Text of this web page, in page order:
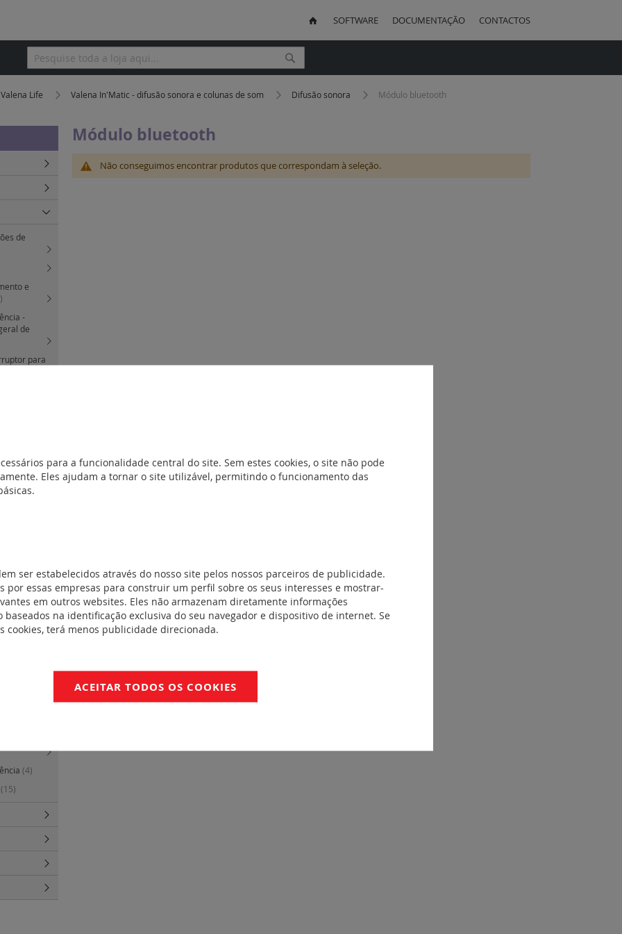
SOFTWARE DOCUMENTAÇÃO CONTACTOS
Pesquisa Pesquisa
Valena Life Valena In'Matic - difusão sonora e colunas de som Difusão sonora Módulo bluetooth
Módulo bluetooth
Não conseguimos encontrar produtos que correspondam à seleção.
de
e
-
de
para
e
e USB
(15)
(15)
de som
módulo
(4)
(15)
para a funcionalidade central do site. Sem estes cookies, o site não pode
Eles ajudam a tornar o site utilizável, permitindo o funcionamento das
ser estabelecidos através do nosso site pelos nossos parceiros de publicidade.
por essas empresas para construir um perfil sobre os seus interesses e mostrar-
em outros websites. Eles não armazenam diretamente informações
baseados na identificação exclusiva do seu navegador e dispositivo de internet. Se
cookies, terá menos publicidade direcionada.
ACEITAR TODOS OS COOKIES